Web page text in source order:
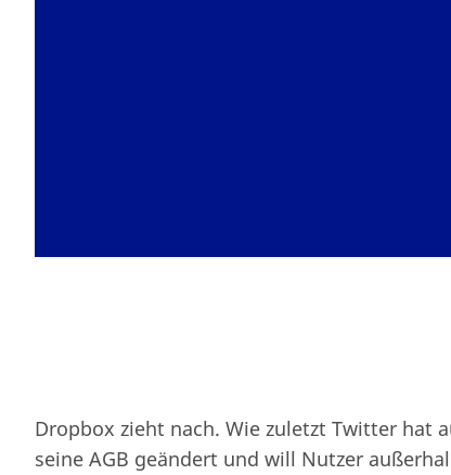
Dropbox zieht nach. Wie zuletzt Twitter hat
seine AGB geändert und will Nutzer